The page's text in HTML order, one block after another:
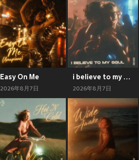
Easy On Me
2026年8月7日
i believe to my soul (slowed + reverb)
2026年8月7日